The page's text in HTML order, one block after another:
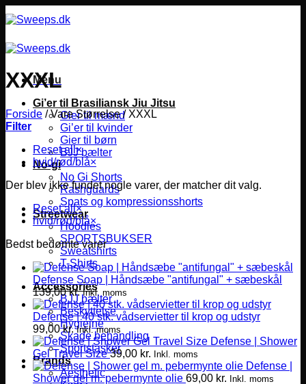
til
Menu
Gi’er til Brasiliansk Jiu Jitsu
Gier til mænd
Gi’er til kvinder
Gier til børn
BJJ bælter
No-gi
No Gi Shorts
Rashguards
Spats og kompressionsshorts
Streetwear
Hoodies
SPORTSBUKSER
Sweatshirts
T-Shirts
Accessories
BJJ bælter
Beskyttelse
Hygiejne
Skade behandling
Sportstasker
Brands
Aesthetic
XXXL
Forside /Vare Størrelse/XXXL
Filter
Reset all×
hvid/rød/blå×
Der blev ikke fundet nogle varer, der matcher dit valg.
Reset all×
hvid/rød/blå×
Bedst bedømte varer
Defense Soap | Håndsæbe "antifungal" + sæbeskål
139,00kr. Inkl. moms
Defense | 40 stk. vådservietter til krop og udstyr
99,00kr. Inkl. moms
Defense | Shower
Gel Travel Size 39,00 kr. Inkl. moms
Defense |
Shower gel m. pebermynte olie 69,00 kr. Inkl. moms